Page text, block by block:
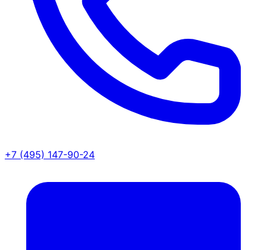
+7 (495) 147-90-24